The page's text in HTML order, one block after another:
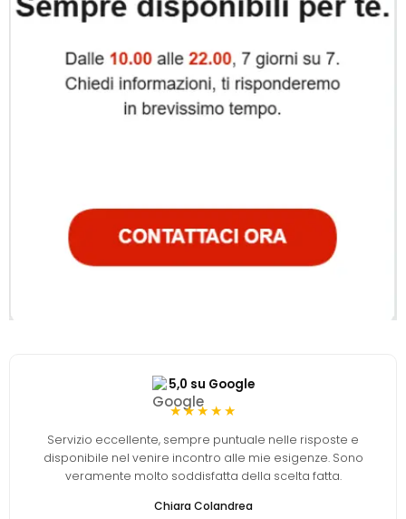
5,0 su Google
★★★★★
Servizio eccellente, sempre puntuale nelle risposte e
disponibile nel venire incontro alle mie esigenze. Sono
veramente molto soddisfatta della scelta fatta.
Chiara Colandrea